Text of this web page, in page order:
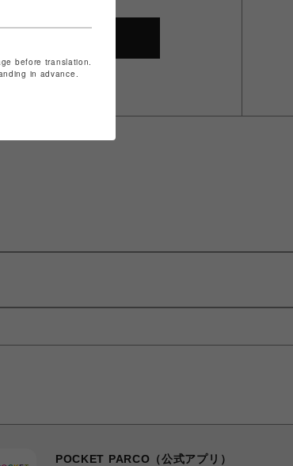
POCKET PARCO（公式アプリ）
before translation.
in advance.